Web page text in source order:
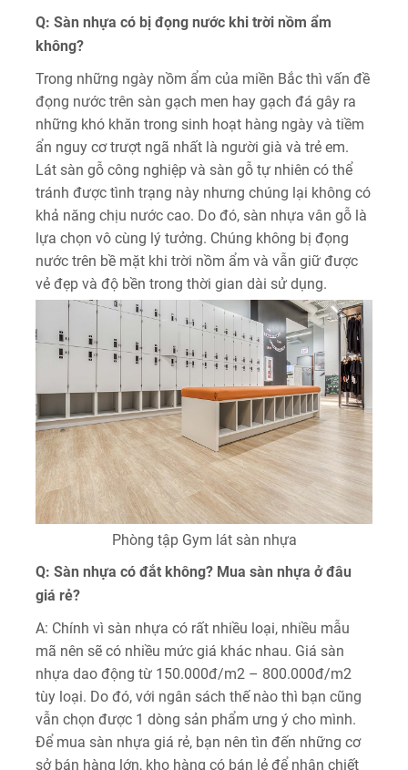
Q: Sàn nhựa có bị đọng nước khi trời nồm ẩm
không?
Trong những ngày nồm ẩm của miền Bắc thì vấn đề
đọng nước trên sàn gạch men hay gạch đá gây ra
những khó khăn trong sinh hoạt hàng ngày và tiềm
ẩn nguy cơ trượt ngã nhất là người già và trẻ em.
Lát sàn gỗ công nghiệp và sàn gỗ tự nhiên có thể
tránh được tình trạng này nhưng chúng lại không có
khả năng chịu nước cao. Do đó, sàn nhựa vân gỗ là
lựa chọn vô cùng lý tưởng. Chúng không bị đọng
nước trên bề mặt khi trời nồm ẩm và vẫn giữ được
vẻ đẹp và độ bền trong thời gian dài sử dụng.
Phòng tập Gym lát sàn nhựa
Q: Sàn nhựa có đắt không? Mua sàn nhựa ở đâu
giá rẻ?
A: Chính vì sàn nhựa có rất nhiều loại, nhiều mẫu
mã nên sẽ có nhiều mức giá khác nhau. Giá sàn
nhựa dao động từ 150.000đ/m2 – 800.000đ/m2
tùy loại. Do đó, với ngân sách thế nào thì bạn cũng
vẫn chọn được 1 dòng sản phẩm ưng ý cho mình.
Để mua sàn nhựa giá rẻ, bạn nên tìn đến những cơ
sở bán hàng lớn, kho hàng có bán lẻ để nhận chiết